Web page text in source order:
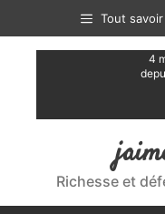
contenu
Tout
4
Richesse et